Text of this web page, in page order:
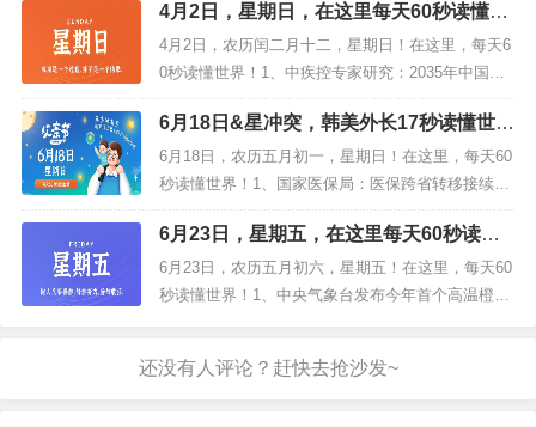
打击网上恶意损害企业和企业家形象声誉等违法违
规行为；3、厦门调整限购政策：厦门户籍单身人士
可购第二套...
4月2日，星期日，在这里每天60秒读懂世
界！
4月2日，农历闰二月十二，星期日！在这里，每天6
0秒读懂世界！1、中疾控专家研究：2035年中国人
的预期寿命或将增长到81.3岁；中疾控：3月23日至
30日共发现本土重点关注变异株22例；2、上海：4
月1日起全市禁行国三柴油货车，继续鼓励符...
6月18日&星冲突，韩美外长17秒读懂世界
（6月17日，美媒今日必读）
6月18日，农历五月初一，星期日！在这里，每天60
秒读懂世界！1、国家医保局：医保跨省转移接续期
将缩至15个工作日，凭医保二维码或刷脸就可看病
买药；2、江西通报"鸭脖事件"调查结果：判定为鼠
头，被食堂于事发当日丢弃。吊销涉事...
6月23日，星期五，在这里每天60秒读懂
世界！
6月23日，农历五月初六，星期五！在这里，每天60
秒读懂世界！1、中央气象台发布今年首个高温橙色
意中暑或热射病；2、知名品牌"拉夏贝尔"...